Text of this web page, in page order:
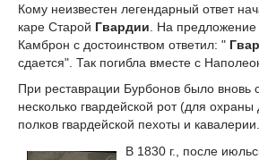
Кому неизвестен легендарный ответ
каре Старой Гвардии . На
Камброн с достоинством ответил: "
сдается". Так погибла вместе с
При реставрации Бурбонов было вновь
несколько гвардейской рот (для
полков гвардейской пехоты и кавалерии.
В 1830 г., после